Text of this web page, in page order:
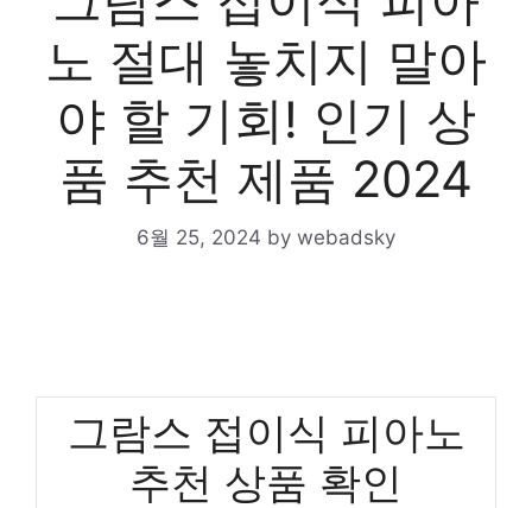
노 절대 놓치지 말아
야 할 기회! 인기 상
품 추천 제품 2024
6월 25, 2024 by webadsky
그람스 접이식 피아노
추천 상품 확인